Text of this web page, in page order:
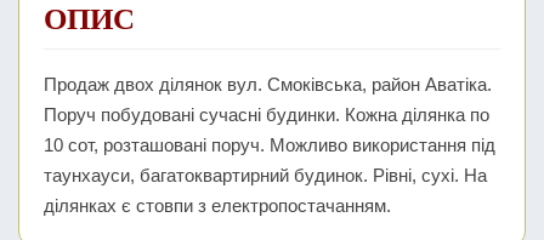
ОПИС
Продаж двох ділянок вул. Смоківська, район Аватіка.
Поруч побудовані сучасні будинки. Кожна ділянка по
10 сот, розташовані поруч. Можливо використання під
таунхауси, багатоквартирний будинок. Рівні, сухі. На
ділянках є стовпи з електропостачанням.